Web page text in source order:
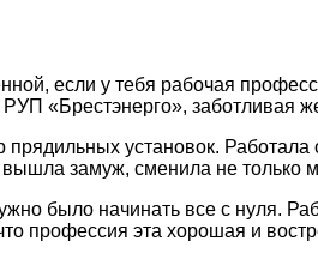
если у тебя рабочая
«Брестэнерго»,
прядильных установок.
замуж, сменила не только
было начинать все с нуля.
профессия эта хорошая и